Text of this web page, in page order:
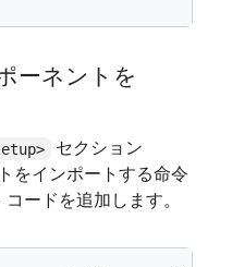
ーネントを
セクション
をインポートする命令
ードを追加します。